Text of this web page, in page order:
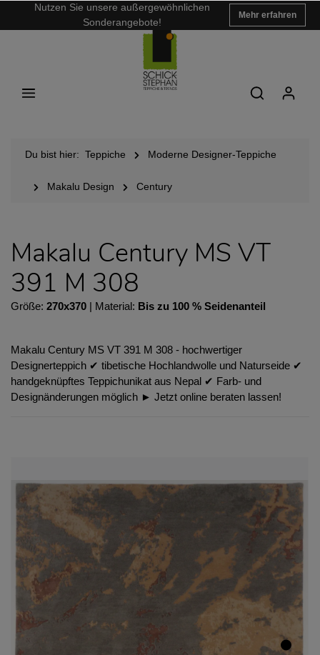
Nutzen Sie unsere außergewöhnlichen
Sonderangebote!
Mehr erfahren
Du bist hier: Teppiche Moderne Designer-Teppiche
Makalu Design Century
Makalu Century MS VT
391 M 308
Größe: 270x370 | Material: Bis zu 100 % Seidenanteil
Makalu Century MS VT 391 M 308 - hochwertiger
Designerteppich ✔︎ tibetische Hochlandwolle und Naturseide ✔︎
handgeknüpftes Teppichunikat aus Nepal ✔︎ Farb- und
Designänderungen möglich ► Jetzt online beraten lassen!